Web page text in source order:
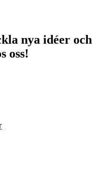
nya idéer och
oss!